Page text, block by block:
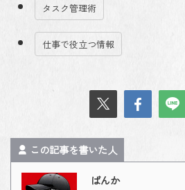
タスク管理術
仕事で役立つ情報
この記事を書いた人
ばんか